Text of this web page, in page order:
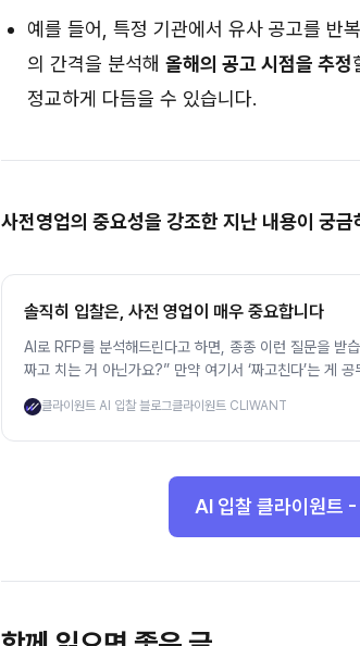
예를 들어, 특정 기관에서 유사 공고를 반
의 간격을 분석해 올해의 공고 시점을 추정
정교하게 다듬을 수 있습니다.
사전영업의 중요성을 강조한 지난 내용이 궁
솔직히 입찰은, 사전 영업이 매우 중요합니다
AI로 RFP를 분석해드린다고 하면, 종종 이런 질문을 받
짜고 치는 거 아닌가요?” 만약 여기서 ‘짜고친다’는 게
그렇게 생각하시는 분도 거의 없으실 거예요.) 하지만 ‘짜
기관과 함께 사업을 개발해나간다는
클라이원트 AI 입찰 블로그클라이원트 CLIWANT
AI 입찰 클라이원트